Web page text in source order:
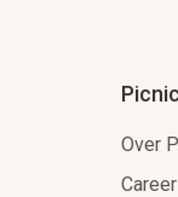
Picnic
Over